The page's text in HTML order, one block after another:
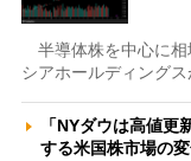
半導体株を中心に相
シアホールディング
「NYダウは高値
する米国株市場の